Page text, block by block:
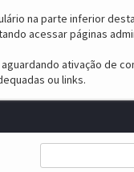
na parte inferior
acessar páginas
ativação de
ou links.